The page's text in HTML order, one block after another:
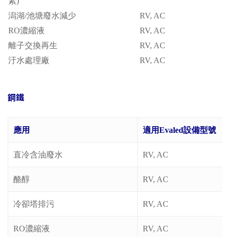
潟湖/池塘廢水減少
RV, AC
RO濃縮液
RV, AC
離子交換再生
RV, AC
汙水處理廠
RV, AC
鋼鐵
應用 適用Evaled設備型號
直冷含油廢水 RV, AC
酪醇 RV, AC
冷卻塔排污 RV, AC
RO濃縮液 RV, AC